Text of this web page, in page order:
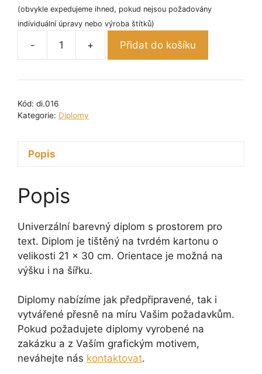
(obvykle expedujeme ihned, pokud nejsou požadovány
individuální úpravy nebo výroba štítků)
-
Diplom
množství
+ Přidat do košíku
Kód: di.016
Kategorie: Diplomy
Popis
Popis
Univerzální barevný diplom s prostorem pro
text. Diplom je tištěný na tvrdém kartonu o
velikosti 21 x 30 cm. Orientace je možná na
výšku i na šířku.
Diplomy nabízíme jak předpřipravené, tak i
vytvářené přesně na míru Vašim požadavkům.
Pokud požadujete diplomy vyrobené na
zakázku a z Vaším grafickým motivem,
neváhejte nás kontaktovat.